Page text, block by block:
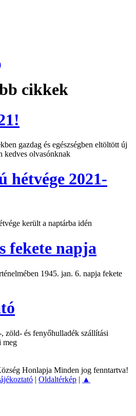
cikkek
gazdag és egészségben eltöltött új
kedves olvasónknak
hétvége 2021-
került a naptárba idén
fekete napja
1945. jan. 6. napja fekete
zöld- és fenyőhulladék szállítási
meg
Honlapja Minden jog fenntartva!
| Oldaltérkép | ▲